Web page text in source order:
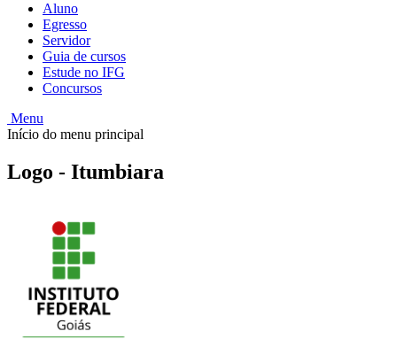
Aluno
Egresso
Servidor
Guia de cursos
Estude no IFG
Concursos
Menu
Início do menu principal
Logo - Itumbiara